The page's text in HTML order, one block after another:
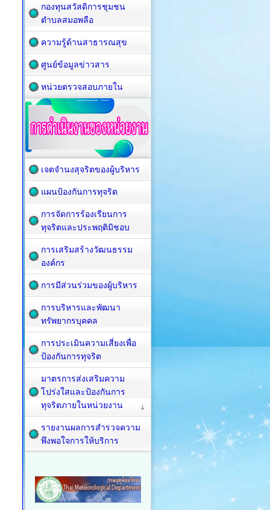
กองทุนสวัสดิการชุมชน
ตำบลสมอพลือ
ความรู้ด้านสาธารณสุข
ศูนย์ข้อมูลข่าวสาร
หน่วยตรวจสอบภายใน
เจตจำนงสุจริตของผู้บริหาร
แผนป้องกันการทุจริต
การจัดการร้องเรียนการ
ทุจริตและประพฤติมิชอบ
การเสริมสร้างวัฒนธรรม
องค์กร
การมีส่วนร่วมของผู้บริหาร
การบริหารและพัฒนา
ทรัพยากรบุคคล
การประเมินความเสี่ยงเพื่อ
ป้องกันการทุจริต
มาตรการส่งเสริมความ
โปร่งใสและป้องกันการ
ทุจริตภายในหน่วยงาน
รายงานผลการสำรวจความ
พึงพอใจการให้บริการ